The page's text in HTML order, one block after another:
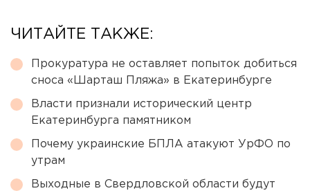
ЧИТАЙТЕ ТАКЖЕ:
Прокуратура не оставляет попыток добиться
сноса «Шарташ Пляжа» в Екатеринбурге
Власти признали исторический центр
Екатеринбурга памятником
Почему украинские БПЛА атакуют УрФО по
утрам
Выходные в Свердловской области будут